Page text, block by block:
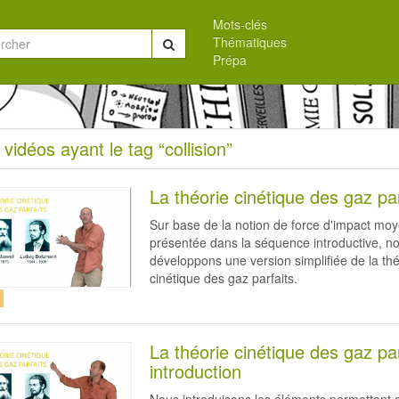
Chercher
Mots-clés
Thématiques
Prépa
ayant le tag “collision”
La théorie cinétique des gaz
Sur base de la notion de force d'impact
présentée dans la séquence introductive,
développons une version simplifiée de la
cinétique des gaz parfaits.
La théorie cinétique des gaz
introduction